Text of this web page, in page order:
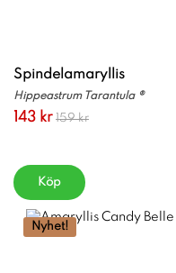
Spindelamaryllis
Hippeastrum Tarantula ®
143 kr 159 kr
Köp
Nyhet!